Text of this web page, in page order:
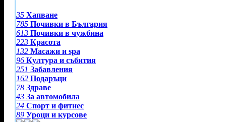
35 Хапване
785 Почивки в България
613 Почивки в чужбина
223 Красота
132 Масажи и spa
96 Култура и събития
251 Забавления
162 Подаръци
78 Здраве
43 За автомобила
24 Спорт и фитнес
89 Уроци и курсове